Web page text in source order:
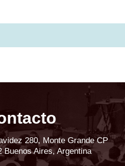
280, Monte Grande CP
Buenos Aires, Argentina